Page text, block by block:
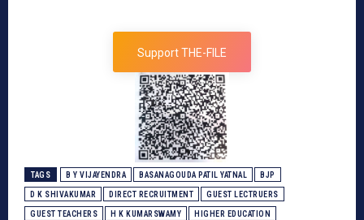
Support THE-FILE
TAGS B Y VIJAYENDRA BASANAGOUDA PATIL YATNAL BJP
D K SHIVAKUMAR DIRECT RECRUITMENT GUEST LECTRUERS
GUEST TEACHERS H K KUMARSWAMY HIGHER EDUCATION